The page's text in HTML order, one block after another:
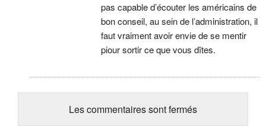
pas capable d’écouter les américains de
bon conseil, au sein de l’administration, il
faut vraiment avoir envie de se mentir
piour sortir ce que vous dîtes.
Les commentaires sont fermés